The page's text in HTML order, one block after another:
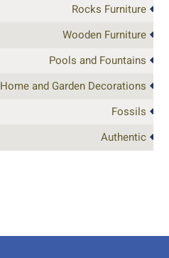
Rocks Furniture
Wooden Furniture
Pools and Fountains
Home and Garden Decorations
Fossils
Authentic